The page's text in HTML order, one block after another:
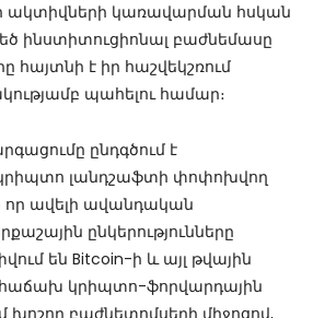
ակտիվների կառավարման հսկան
ինստիտուցիոնալ բաժնեմասը
հայտնի է իր հաշվեկշռում
պահելու համար։
ընդգծում է
լանդշաֆտի փոփոխվող
որ ավելի ավանդական
ընկերությունները
են Bitcoin-ի և այլ թվային
հաճախ կրիպտո-ֆորվարդային